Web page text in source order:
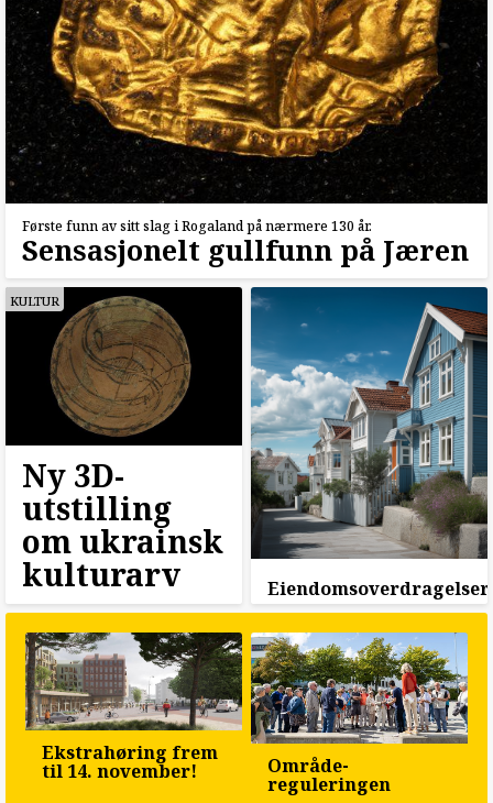
Første funn av sitt slag i Rogaland på nærmere 130 år.
Sensasjonelt gullfunn på Jæren
KULTUR
Ny 3D-
utstilling
om ukrainsk
kulturarv Eiendomsoverdragelser
Ekstrahøring frem
til 14. november! Område­
reguleringen